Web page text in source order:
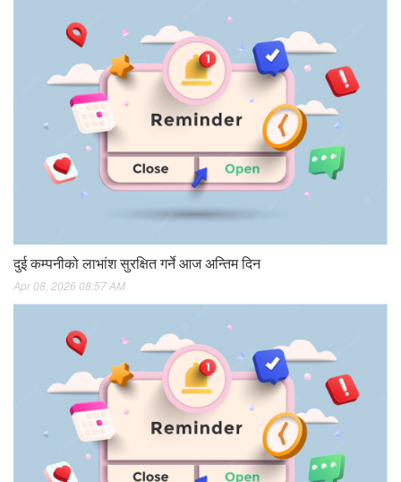
दुई कम्पनीको लाभांश सुरक्षित गर्ने आज अन्तिम दिन
Apr 08, 2026 08:57 AM